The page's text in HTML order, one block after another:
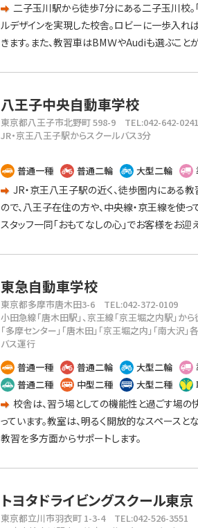
二子玉川駅から徒歩7分にある二子玉川校。
ルデザインを実現した校舎。ロビーに一歩入れ
きます。また、教習車はBMＷやAudiも選ぶことが
八王子中央自動車学校
東京都八王子市北野町 598-9 TEL:042-642-0241
JR・京王八王子駅からスクールバス3分
普通一種 普通二輪 大型二輪
JR・京王八王子駅の近く、徒歩圏内にある
ので、八王子在住の方や、中央線・京王線を使
スタッフ一同「おもてなしの心」でお客様をお迎
東急自動車学校
東京都多摩市唐木田3-6 TEL:042-372-0109
小田急線「唐木田駅」、京王線「京王堀之内駅」か
「多摩センター」「唐木田」「京王堀之内」「南大沢
バス運行
普通一種 普通二輪 大型二輪
普通二種
中型二種 大型二種
校舎は、習う場としての機能性と過ごす場
っています。教室は、明るく開放的なスペースと
教習を多方面からサポートします。
トヨタドライビングスクール東京
東京都立川市羽衣町 1-3-4 TEL:042-526-3551